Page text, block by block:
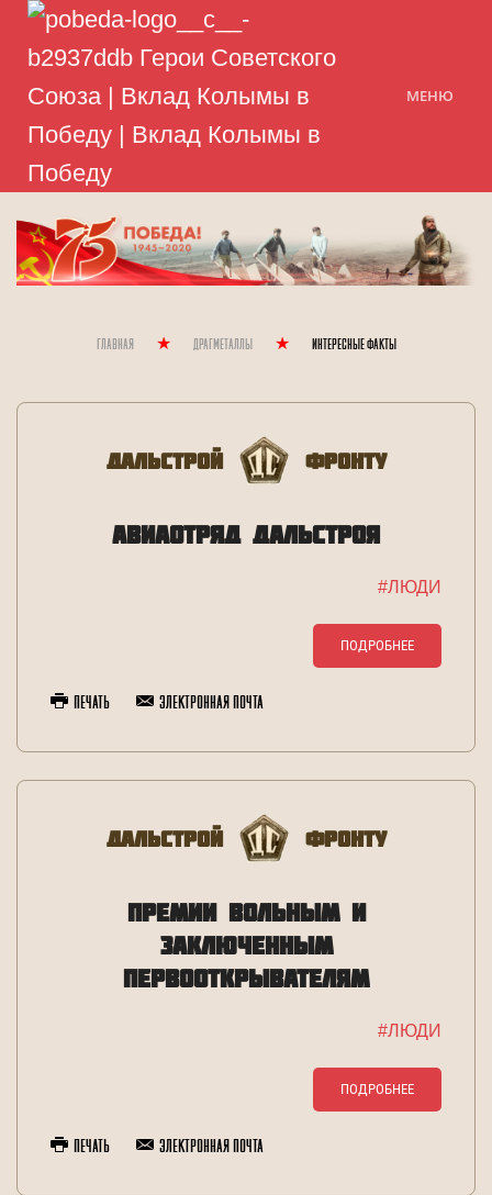
МЕНЮ
Главная Драгметаллы Интересные Факты
Дальстрой Фронту
АВИАОТРЯД ДАЛЬСТРОЯ
#ЛЮДИ
ПОДРОБНЕЕ
Печать Электронная почта
Дальстрой Фронту
ПРЕМИИ ВОЛЬНЫМ И
ЗАКЛЮЧЕННЫМ
ПЕРВООТКРЫВАТЕЛЯМ
#ЛЮДИ
ПОДРОБНЕЕ
Печать Электронная почта